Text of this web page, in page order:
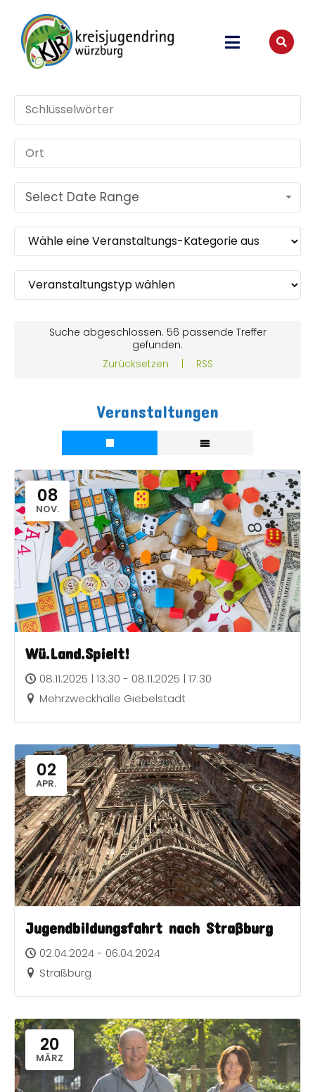
Select Date Range
Suche abgeschlossen. 56 passende Treffer
gefunden.
Zurücksetzen
| RSS
Veranstaltungen
08
NOV.
Wü.Land.Spielt!
08.11.2025 | 13:30 - 08.11.2025 | 17:30
Mehrzweckhalle Giebelstadt
02
APR.
Jugendbildungsfahrt nach Straßburg
02.04.2024 - 06.04.2024
Straßburg
20
MÄRZ